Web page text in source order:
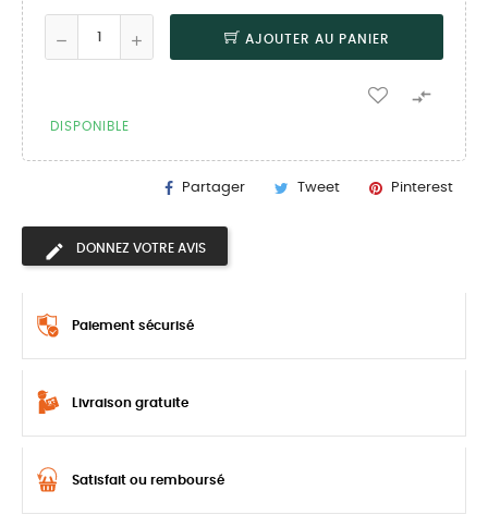
AJOUTER AU PANIER

DISPONIBLE
Partager Tweet Pinterest
DONNEZ VOTRE AVIS
Paiement sécurisé
Livraison gratuite
Satisfait ou remboursé